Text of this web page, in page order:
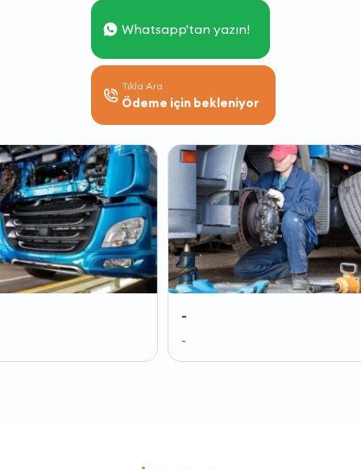
Whatsapp'tan yazın!
Tıkla Ara
Ödeme için bekleniyor